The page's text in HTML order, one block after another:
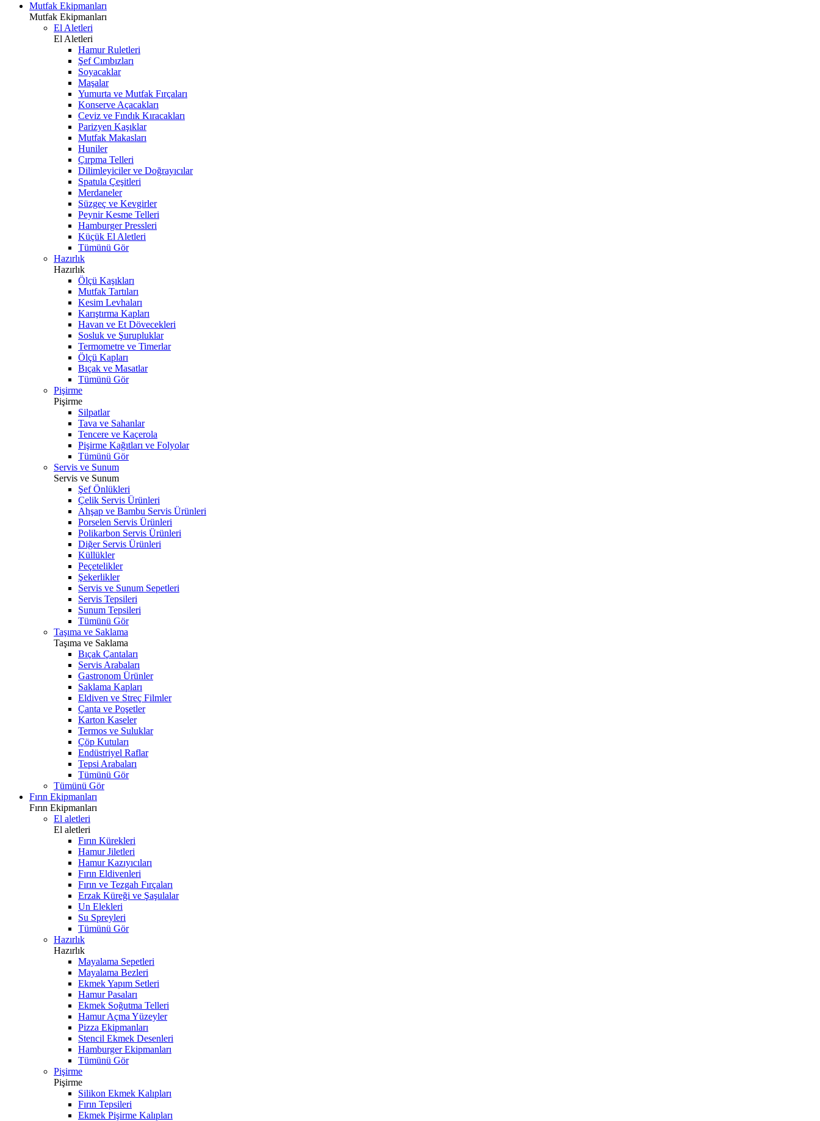
Mutfak Ekipmanları
Mutfak Ekipmanları
El Aletleri
El Aletleri
Hamur Ruletleri
Şef Cımbızları
Soyacaklar
Maşalar
Yumurta ve Mutfak Fırçaları
Konserve Açacakları
Ceviz ve Fındık Kıracakları
Parizyen Kaşıklar
Mutfak Makasları
Huniler
Çırpma Telleri
Dilimleyiciler ve Doğrayıcılar
Spatula Çeşitleri
Merdaneler
Süzgeç ve Kevgirler
Peynir Kesme Telleri
Hamburger Pressleri
Küçük El Aletleri
Tümünü Gör
Hazırlık
Hazırlık
Ölçü Kaşıkları
Mutfak Tartıları
Kesim Levhaları
Karıştırma Kapları
Havan ve Et Dövecekleri
Sosluk ve Şurupluklar
Termometre ve Timerlar
Ölçü Kapları
Bıçak ve Masatlar
Tümünü Gör
Pişirme
Pişirme
Silpatlar
Tava ve Sahanlar
Tencere ve Kaçerola
Pişirme Kağıtları ve Folyolar
Tümünü Gör
Servis ve Sunum
Servis ve Sunum
Şef Önlükleri
Çelik Servis Ürünleri
Ahşap ve Bambu Servis Ürünleri
Porselen Servis Ürünleri
Polikarbon Servis Ürünleri
Diğer Servis Ürünleri
Küllükler
Peçetelikler
Şekerlikler
Servis ve Sunum Sepetleri
Servis Tepsileri
Sunum Tepsileri
Tümünü Gör
Taşıma ve Saklama
Taşıma ve Saklama
Bıçak Çantaları
Servis Arabaları
Gastronom Ürünler
Saklama Kapları
Eldiven ve Streç Filmler
Çanta ve Poşetler
Karton Kaseler
Termos ve Suluklar
Çöp Kutuları
Endüstriyel Raflar
Tepsi Arabaları
Tümünü Gör
Tümünü Gör
Fırın Ekipmanları
Fırın Ekipmanları
El aletleri
El aletleri
Fırın Kürekleri
Hamur Jiletleri
Hamur Kazıyıcıları
Fırın Eldivenleri
Fırın ve Tezgah Fırçaları
Erzak Küreği ve Şaşulalar
Un Elekleri
Su Spreyleri
Tümünü Gör
Hazırlık
Hazırlık
Mayalama Sepetleri
Mayalama Bezleri
Ekmek Yapım Setleri
Hamur Pasaları
Ekmek Soğutma Telleri
Hamur Açma Yüzeyler
Pizza Ekipmanları
Stencil Ekmek Desenleri
Hamburger Ekipmanları
Tümünü Gör
Pişirme
Pişirme
Silikon Ekmek Kalıpları
Fırın Tepsileri
Ekmek Pişirme Kalıpları